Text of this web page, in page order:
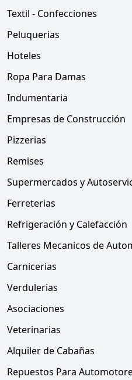
Textil - Confecciones
Peluquerias
Hoteles
Ropa Para Damas
Indumentaria
Empresas de Construcción
Pizzerias
Remises
Supermercados y
Ferreterias
Refrigeración y Calefacción
Talleres Mecanicos de
Carnicerias
Verdulerias
Asociaciones
Veterinarias
Alquiler de Cabañas
Repuestos Para